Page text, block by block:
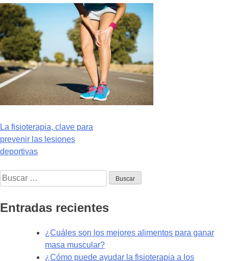
Navegación
de
La fisioterapia, clave para
prevenir las lesiones
deportivas
Buscar:
Entradas recientes
¿Cuáles son los mejores alimentos para ganar
masa muscular?
¿Cómo puede ayudar la fisioterapia a los